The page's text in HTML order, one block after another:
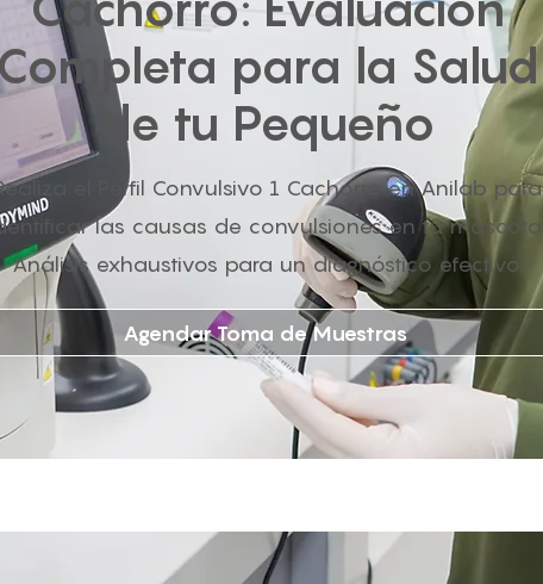
para la Salud
de tu Pequeño
el Perfil Convulsivo 1 Cachorro en Anilab para
las causas de convulsiones en tu mascota.
Análisis exhaustivos para un diagnóstico efectivo.
Agendar Toma de Muestras